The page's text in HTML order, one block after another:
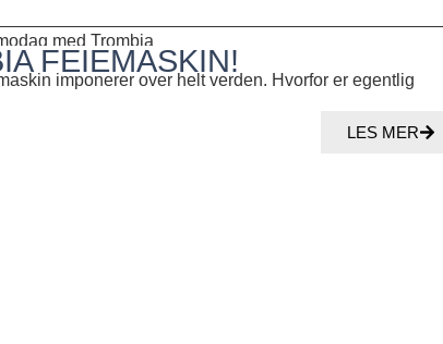
FEIEMASKIN!
imponerer over helt verden. Hvorfor er egentlig
LES MER